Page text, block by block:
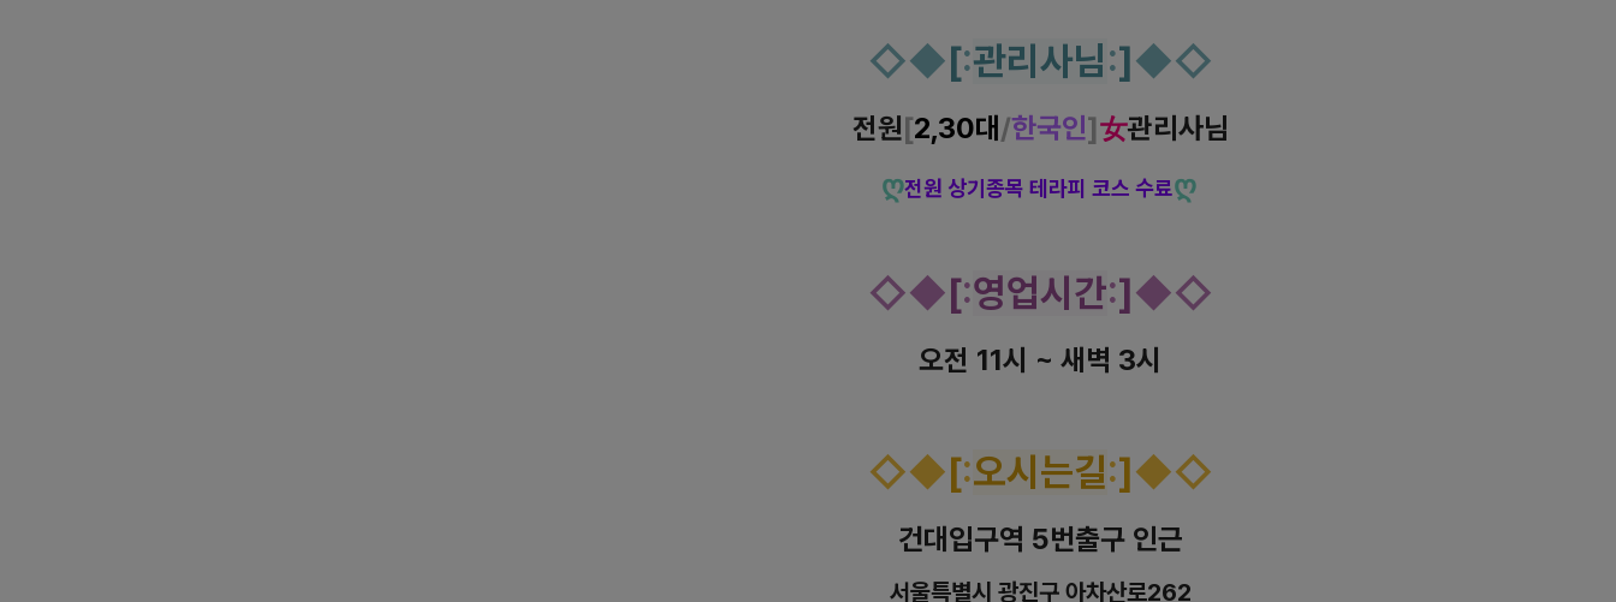
◇◆[:관리사님:]◆◇
전원[2,30대 /한국인]女관리사님
ღ전원 상기종목 테라피 코스 수료ღ
◇◆[:영업시간:]◆◇
오전 11시 ~ 새벽 3시
◇◆[:오시는길:]◆◇
건대입구역 5번출구 인근
서울특별시 광진구 아차산로262